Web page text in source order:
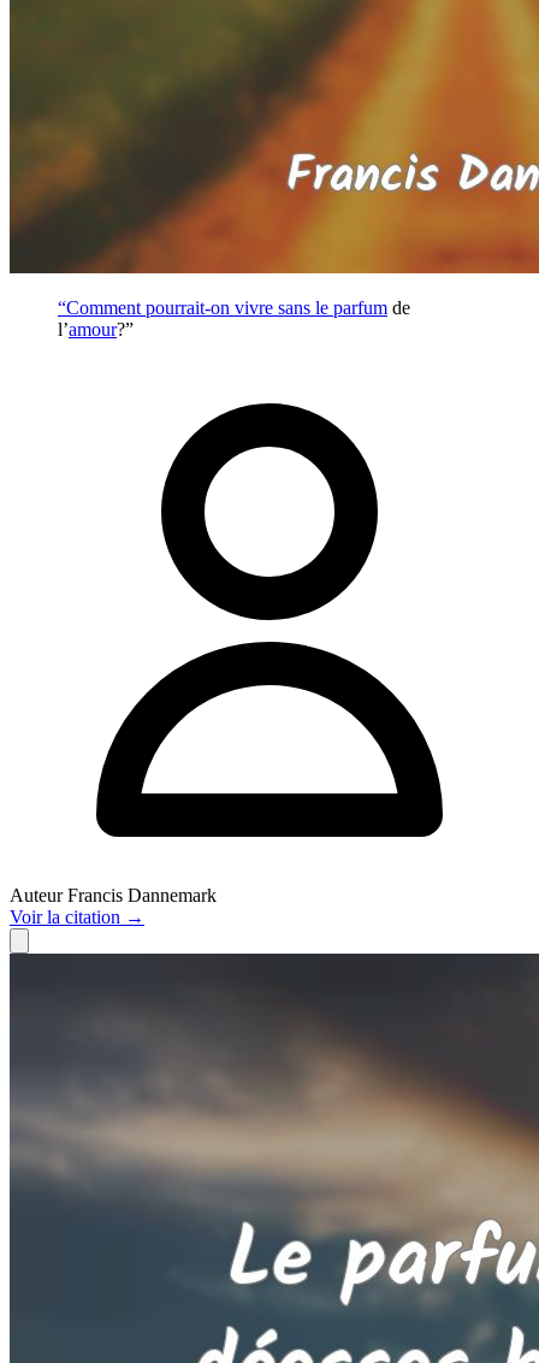
“Comment pourrait-on vivre sans le parfum de
l’amour?”
Auteur Francis Dannemark
Voirla citation →